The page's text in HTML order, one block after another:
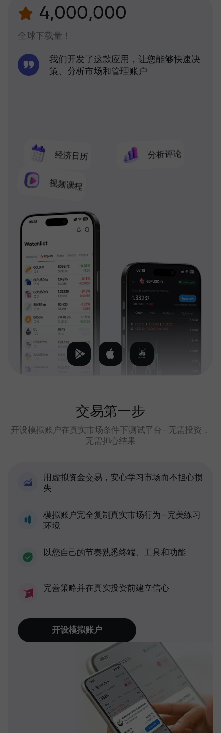
4,000,000
全球下载量！
经济日历 分析评论
视频课程
我们开发了这款应用，让您能够快速决
策、分析市场和管理账户
交易第一步
开设模拟账户在真实市场条件下测试平台—无需投资，
无需担心结果
用虚拟资金交易，安心学习市场而不担心损
失
模拟账户完全复制真实市场行为—完美练习
环境
以您自己的节奏熟悉终端、工具和功能
完善策略并在真实投资前建立信心
开设模拟账户